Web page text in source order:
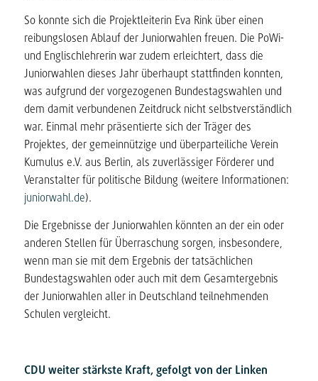
So konnte sich die Projektleiterin Eva Rink über einen
reibungslosen Ablauf der Juniorwahlen freuen. Die PoWi-
und Englischlehrerin war zudem erleichtert, dass die
Juniorwahlen dieses Jahr überhaupt stattfinden konnten,
was aufgrund der vorgezogenen Bundestagswahlen und
dem damit verbundenen Zeitdruck nicht selbstverständlich
war. Einmal mehr präsentierte sich der Träger des
Projektes, der gemeinnützige und überparteiliche Verein
Kumulus e.V. aus Berlin, als zuverlässiger Förderer und
Veranstalter für politische Bildung (weitere Informationen:
juniorwahl.de).
Die Ergebnisse der Juniorwahlen könnten an der ein oder
anderen Stellen für Überraschung sorgen, insbesondere,
wenn man sie mit dem Ergebnis der tatsächlichen
Bundestagswahlen oder auch mit dem Gesamtergebnis
der Juniorwahlen aller in Deutschland teilnehmenden
Schulen vergleicht.
CDU weiter stärkste Kraft, gefolgt von der Linken